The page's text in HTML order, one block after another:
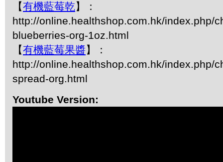
【有機藍莓乾】：
http://online.healthshop.com.hk/index.php/
blueberries-org-1oz.html
【有機藍莓果醬】：
http://online.healthshop.com.hk/index.php/
spread-org.html
Youtube Version: